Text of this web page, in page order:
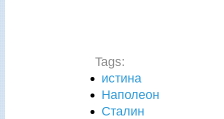
Tags:
истина
Наполеон
Сталин